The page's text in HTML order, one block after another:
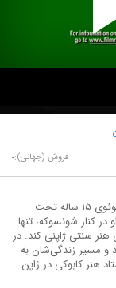
فروش (جهانی):-
ناگاساکی، سال ۱۹۶۴. پس از مرگ پدر یاکوزایی‌اش، کیکوئوی ۱۵ ساله تحت
کنار شونسوکه، تنها
سنتی ژاپنی کند. در
و مسیر زندگی‌شان به
هنر کابوکی در ژاپن